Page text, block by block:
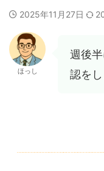
2025年11月27日
ほっし
週後
認を